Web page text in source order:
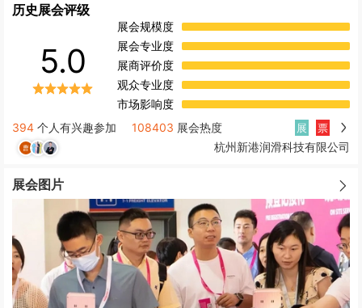
历史展会评级
5.0
展会规模度
展会专业度
展商评价度
观众专业度
市场影响度
394 个人有兴趣参加 108403 展会热度 展 票
杭州新港润滑科技有限公司
展会图片